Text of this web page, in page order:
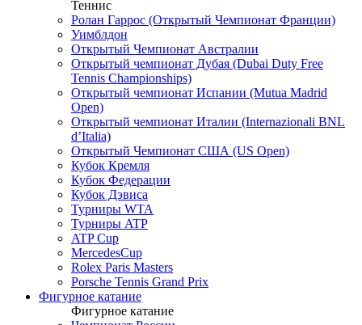
Теннис
Ролан Гаррос (Открытый Чемпионат Франции)
Уимблдон
Открытый Чемпионат Австралии
Открытый чемпионат Дубая (Dubai Duty Free
Tennis Championships)
Открытый чемпионат Испании (Mutua Madrid
Open)
Открытый чемпионат Италии (Internazionali BNL
d’Italia)
Открытый Чемпионат США (US Open)
Кубок Кремля
Кубок Федерации
Кубок Дэвиса
Турниры WTA
Турниры ATP
ATP Cup
MercedesCup
Rolex Paris Masters
Porsche Tennis Grand Prix
Фигурное катание
Фигурное катание